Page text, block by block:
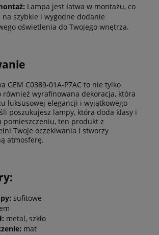
Lampa jest łatwa w montażu, co
na szybkie i wygodne dodanie
oświetlenia do Twojego wnętrza.
GEM C0389-01A-P7AC to nie tylko
również wyrafinowana dekoracja, która
luksusowej elegancji i wyjątkowego
poszukujesz lampy, która doda klasy i
pomieszczeniu, ten produkt z
Twoje oczekiwania i stworzy
atmosferę.
sufitowe
metal, szkło
mat